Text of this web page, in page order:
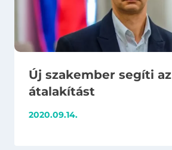
Új szakember segíti az
átalakítást
2020.09.14.